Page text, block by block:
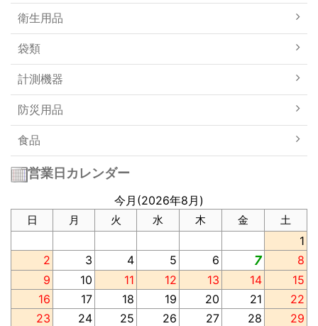
衛生用品
袋類
計測機器
防災用品
食品
営業日カレンダー
今月(2026年8月)
日 月 火 水 木 金 土
1
2
3 4 5 6 7
8
9
10 11 12 13 14
15
16
17 18 19 20 21
22
23
24 25 26 27 28
29